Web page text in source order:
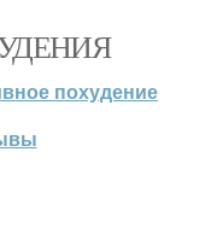
похудение